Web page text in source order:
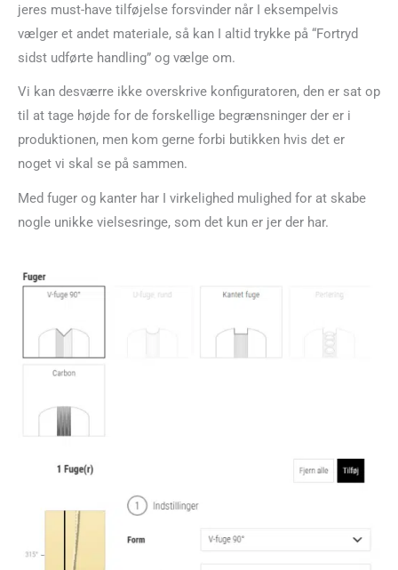
jeres must-have tilføjelse forsvinder når I eksempelvis
vælger et andet materiale, så kan I altid trykke på “Fortryd
sidst udførte handling” og vælge om.
Vi kan desværre ikke overskrive konfiguratoren, den er sat op
til at tage højde for de forskellige begrænsninger der er i
produktionen, men kom gerne forbi butikken hvis det er
noget vi skal se på sammen.
Med fuger og kanter har I virkelighed mulighed for at skabe
nogle unikke vielsesringe, som det kun er jer der har.